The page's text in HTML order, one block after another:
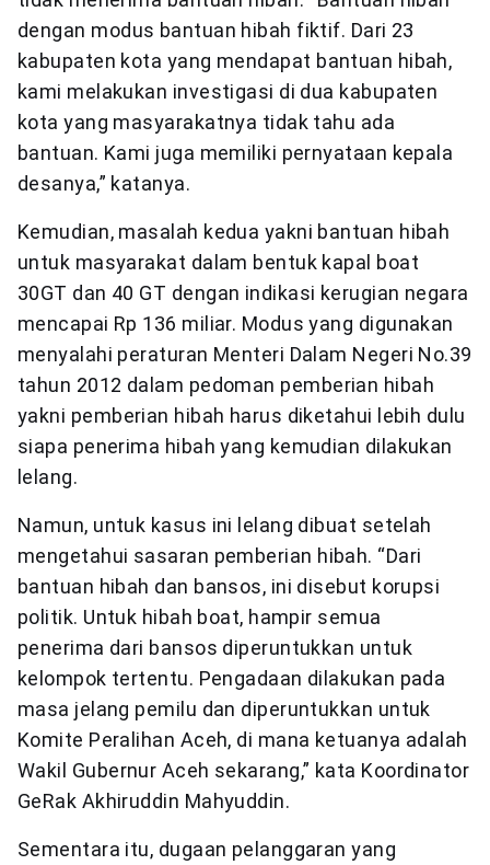
dengan modus bantuan hibah fiktif. Dari 23
kabupaten kota yang mendapat bantuan hibah,
kami melakukan investigasi di dua kabupaten
kota yang masyarakatnya tidak tahu ada
bantuan. Kami juga memiliki pernyataan kepala
desanya,” katanya.
Kemudian, masalah kedua yakni bantuan hibah
untuk masyarakat dalam bentuk kapal boat
30GT dan 40 GT dengan indikasi kerugian negara
mencapai Rp 136 miliar. Modus yang digunakan
menyalahi peraturan Menteri Dalam Negeri No.39
tahun 2012 dalam pedoman pemberian hibah
yakni pemberian hibah harus diketahui lebih dulu
siapa penerima hibah yang kemudian dilakukan
lelang.
Namun, untuk kasus ini lelang dibuat setelah
mengetahui sasaran pemberian hibah. “Dari
bantuan hibah dan bansos, ini disebut korupsi
politik. Untuk hibah boat, hampir semua
penerima dari bansos diperuntukkan untuk
kelompok tertentu. Pengadaan dilakukan pada
masa jelang pemilu dan diperuntukkan untuk
Komite Peralihan Aceh, di mana ketuanya adalah
Wakil Gubernur Aceh sekarang,” kata Koordinator
GeRak Akhiruddin Mahyuddin.
Sementara itu, dugaan pelanggaran yang